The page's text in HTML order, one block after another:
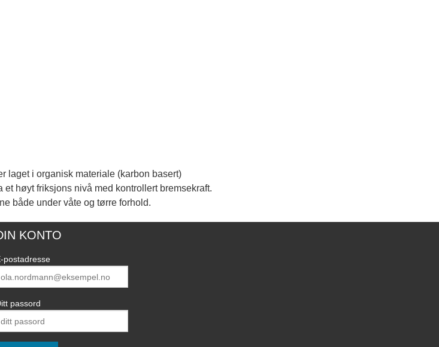
laget i organisk materiale (karbon basert)
høyt friksjons nivå med kontrollert bremsekraft.
både under våte og tørre forhold.
KONTO
postadresse
passord